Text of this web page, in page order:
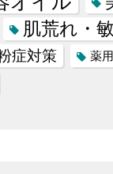
肌荒れ・
症対策 薬